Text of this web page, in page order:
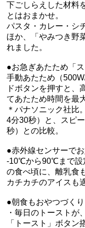
下ごしらえした材料
とはおまかせ。
パスタ・カレー・シ
ほか、「やみつき野
れました。
●お急ぎあたため「
手動あたため（
ドボタンを押すと、
てあたため時間を最
＊パナソニック社比
4分30秒）と、スピ
秒）との比較。
●赤外線センサーで
-10℃から90℃まで設
の食べ頃に、離乳食
カチカチのアイスも
●朝食もおやつづく
・毎日のトーストが
「トースト」ボタ